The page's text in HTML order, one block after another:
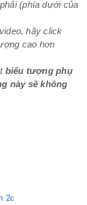
(phía dưới của
hãy click
cao hơn
biểu tượng phụ
này sẽ không
2c